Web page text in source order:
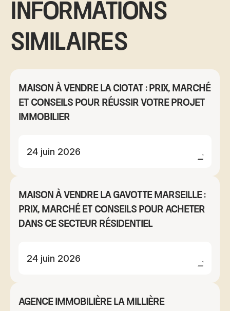
informations
similaires
Maison à vendre La Ciotat : prix, marché
et conseils pour réussir votre projet
immobilier
24 juin 2026
Maison à vendre La Gavotte Marseille :
prix, marché et conseils pour acheter
dans ce secteur résidentiel
24 juin 2026
Agence immobilière La Millière